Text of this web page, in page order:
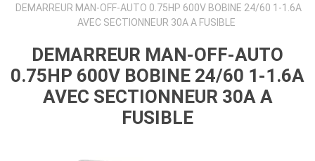
DEMARREUR MAN-OFF-AUTO 0.75HP 600V BOBINE 24/60 1-1.6A
AVEC SECTIONNEUR 30A A FUSIBLE
DEMARREUR MAN-OFF-AUTO
0.75HP 600V BOBINE 24/60 1-1.6A
AVEC SECTIONNEUR 30A A
FUSIBLE